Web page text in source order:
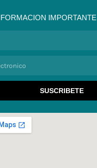
IMPORTANTE
SUSCRIBETE